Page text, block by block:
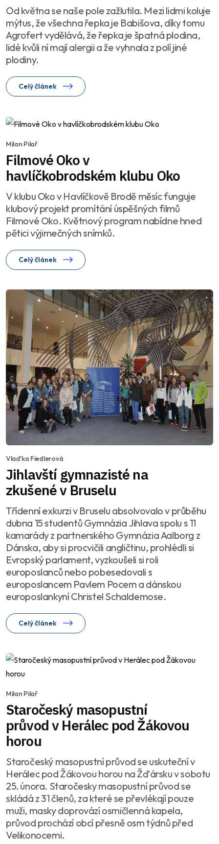
Od května se naše pole zažlutila. Mezi lidmi koluje
mýtus, že všechna řepka je Babišova, díky tomu
Agrofert vydělává, že řepka je špatná plodina,
lidé kvůli ní mají alergii a že vyhnala z polí jiné
plodiny.
Celý článek
Milan Pilař
Filmové Oko v
havlíčkobrodském klubu Oko
V klubu Oko v Havlíčkově Brodě měsíc funguje
klubový projekt promítání úspěšných filmů
Filmové Oko. Květnový program nabídne hned
pětici výjimečných snímků.
Celý článek
Vlaďka Fiedlerová
Jihlavští gymnazisté na
zkušené v Bruselu
Třídenní exkurzi v Bruselu absolvovalo v průběhu
dubna 15 studentů Gymnázia Jihlava spolu s 11
kamarády z partnerského Gymnázia Aalborg z
Dánska, aby si procvičili angličtinu, prohlédli si
Evropský parlament, vyzkoušeli si roli
europoslanců nebo pobesedovali s
europoslancem Pavlem Pocem a dánskou
europoslankyní Christel Schaldemose.
Celý článek
Milan Pilař
Staročeský masopustní
průvod v Herálec pod Žákovou
horou
Staročeský masopustní průvod se uskuteční v
Herálec pod Žákovou horou na Žďársku v sobotu
25. února. Staročesky masopustní průvod se
skládá z 31 členů, za které se převlékají pouze
muži, masky doprovází osmičlenná kapela,
průvod prochází obcí přesně osm týdnů před
Velikonocemi.